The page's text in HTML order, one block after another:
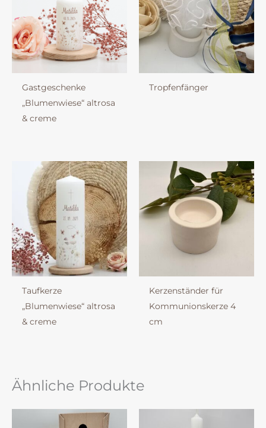
Gastgeschenke
„Blumenwiese“ altrosa
& creme
Tropfenfänger
Taufkerze
„Blumenwiese“ altrosa
& creme
Kerzenständer für
Kommunionskerze 4
cm
Ähnliche Produkte